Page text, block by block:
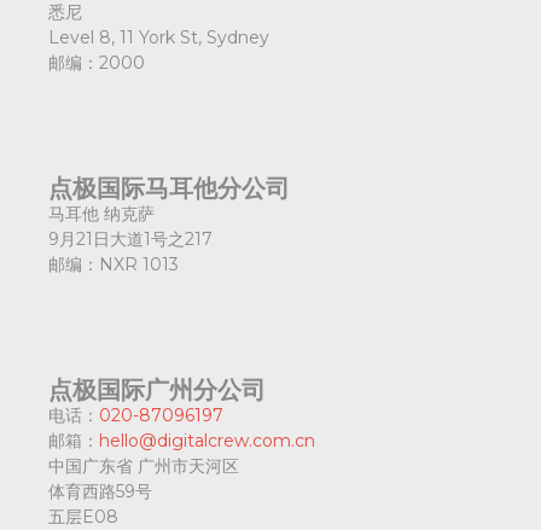
悉尼
Level 8, 11 York St, Sydney
邮编： 2000
点极国际马耳他分公司
马耳他 纳克萨
9月21日大道1号之217
邮编： NXR 1013
点极国际广州分公司
电话： 020-87096197
邮箱： hello@digitalcrew.com.cn
中国广东省 广州市天河区
体育西路59号
五层E08